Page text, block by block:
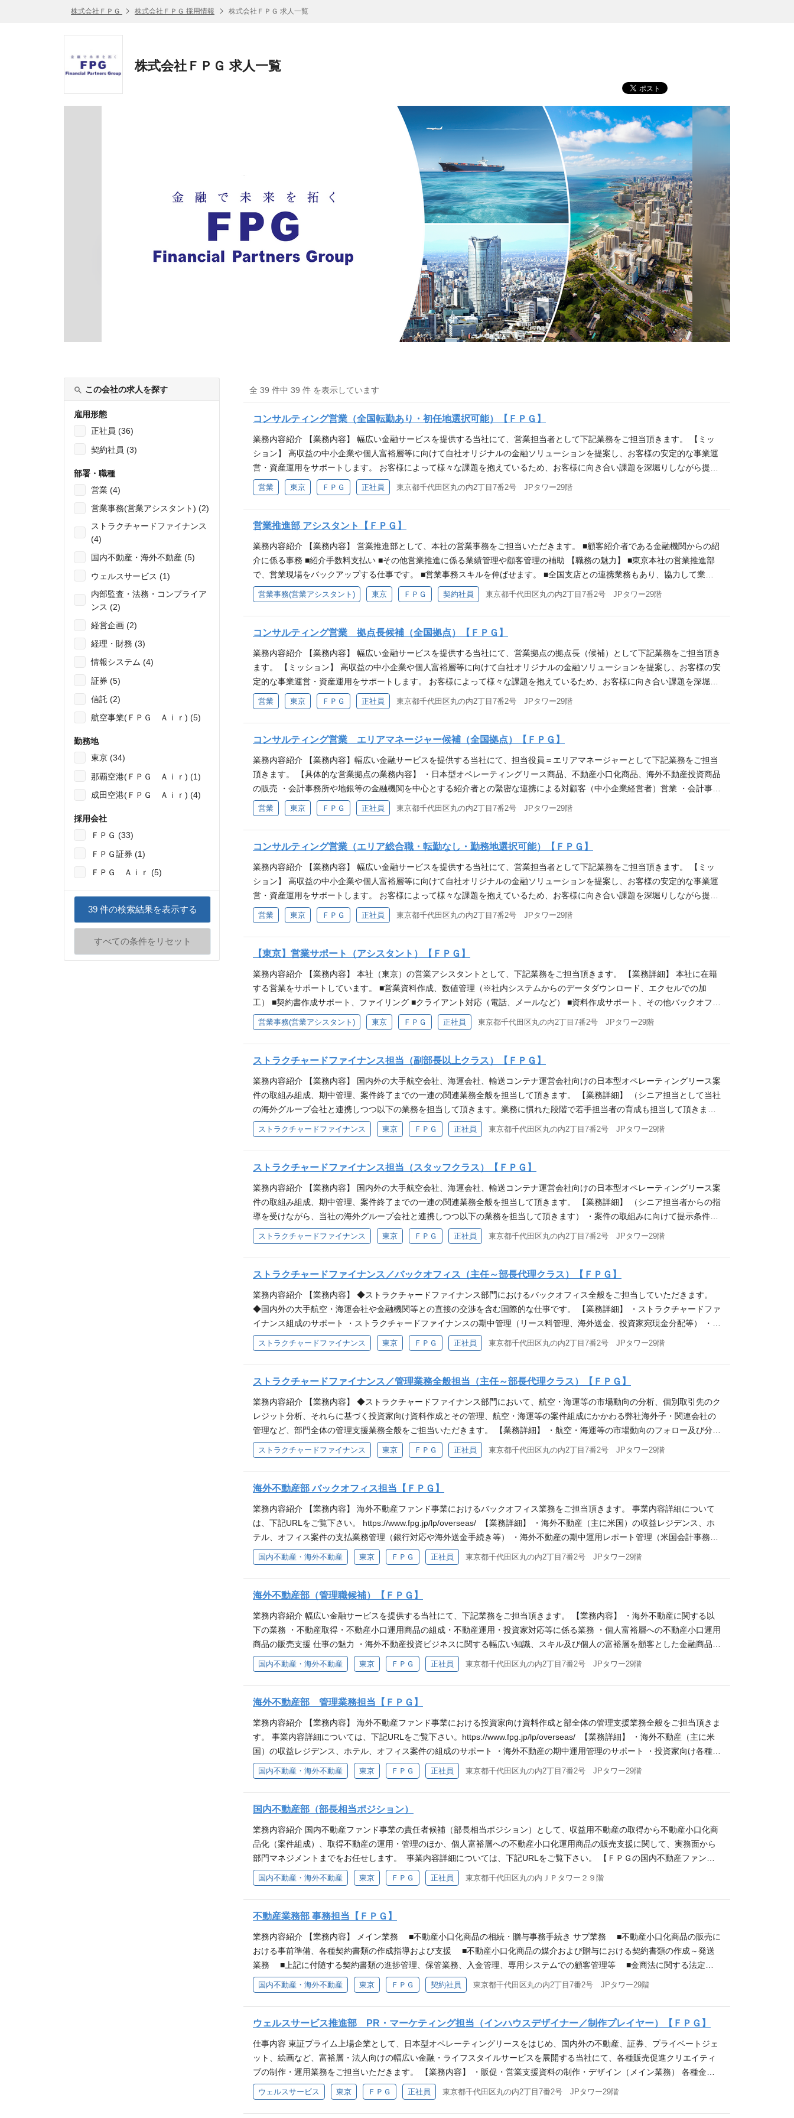
株式会社ＦＰＧ 株式会社ＦＰＧ 採用情報 株式会社ＦＰＧ 求人一覧
株式会社ＦＰＧ 求人一覧
この会社の求人を探す
雇用形態
正社員 (36)
契約社員 (3)
部署・職種
営業 (4)
営業事務(営業アシスタント) (2)
ストラクチャードファイナンス
(4)
国内不動産・海外不動産 (5)
ウェルスサービス (1)
内部監査・法務・コンプライア
ンス (2)
経営企画 (2)
経理・財務 (3)
情報システム (4)
証券 (5)
信託 (2)
航空事業(ＦＰＧ Ａｉｒ) (5)
勤務地
東京 (34)
那覇空港(ＦＰＧ Ａｉｒ) (1)
成田空港(ＦＰＧ Ａｉｒ) (4)
採用会社
ＦＰＧ (33)
ＦＰＧ証券 (1)
ＦＰＧ Ａｉｒ (5)
39件の検索結果を表示する
すべての条件をリセット
全 39 件中 39 件 を表示しています
コンサルティング営業（全国転勤あり・初任地選択可能）【ＦＰＧ】
業務内容紹介 【業務内容】 幅広い金融サービスを提供する当社にて、営業担当者として下記業務をご担当頂きます。 【ミッ
ション】 高収益の中小企業や個人富裕層等に向けて自社オリジナルの金融ソリューションを提案し、お客様の安定的な事業運
営・資産運用をサポートします。 お客様によって様々な課題を抱えているため、お客様に向き合い課題を深堀りしながら提案
していただきます。 また、8,500超の会計事務所・180超の金融機関と提携を結んでおり、経営者や投資家を紹介いただける会
計事務所・金融機関とのリレーション強化も重要なミッションとなります。 【具体的な内容】 ・日本型オペレーティングリー
ス商品、不動産小口化商品、海外不動産投資商品の販売 ・会計事務所や地銀等の金融機関を中心とする紹介者との緊密な連携
による対顧客（中小企業経営者）営業 ・会計事務所新規開拓 ・条件交渉（対顧客（投資家）、対紹介者） ・社内管理担当部
mUv=avkFVZI9yDk 働き方・仕事の魅力 【残業時間】 有（月10～20時間程度を想定） ※参考：非管理職全社平均残業時間12.
3時間（2025年9月度実績） 【仕事の魅力】 ・当社商品の最低出資額は1口1千万円からで、お客さまから高額の資金の運用を
託されると信頼されていることを実感できます。 ・紹介営業がメインとなるため、効率重視の働き方が可能です。 ・オンとオ
フのバランスを各自の裁量で上手に調整していくことで、充実したワーキングスタイルを実現できます。 応募資格 【必須要
【求める人物像】 ・コミュニケーション能力が高い方（顧客とのリレーションシップを構築することが得意な方） ・自ら積極
的に考え行動できる方 【勤務地補足】 全国転勤あり。初任地選択可能。 全拠点の住所は以下URL（当社HP）からご確認くだ
さい。 https://www.fpg.jp/company/office.html （東京、札幌、盛岡、仙台、水戸、高崎、大宮、横浜、静岡、金沢、名古屋、
京都、大阪、岡山、広島、高松、今治、福岡）
営業 東京 ＦＰＧ 正社員 東京都千代田区丸の内2丁目7番2号 JPタワー29階
営業推進部 アシスタント【ＦＰＧ】
業務内容紹介 【業務内容】 営業推進部として、本社の営業事務をご担当いただきます。 ■顧客紹介者である金融機関からの紹
介に係る事務 ■紹介手数料支払い ■その他営業推進に係る業績管理や顧客管理の補助 【職務の魅力】 ■東京本社の営業推進部
で、営業現場をバックアップする仕事です。 ■営業事務スキルを伸ばせます。 ■全国支店との連携業務もあり、協力して業務
を進めることができます。 【働き方】 残業時間：10時間程度 【配属部署・人数】 営業推進部 合計5名（男性：3名、女性：2
名） 応募資格 【必須の経験・スキル】 営業事務経験3年以上 【歓迎する経験・スキル】 金融系での営業事務経験 ＯＡスキル
Excel中級以上（IF, VLOOKUP関数等使用） Word初級以上（既存資料の文字入力・修正） Powerpoint初級以上（既存資料の
文字入力・修正 【求める人物像】 コミュニケーション高く協調性を持っていること、かつ責任感を持ち業務を遂行して頂ける
営業事務(営業アシスタント) 東京 ＦＰＧ 契約社員 東京都千代田区丸の内2丁目7番2号 JPタワー29階
コンサルティング営業 拠点長候補（全国拠点）【ＦＰＧ】
業務内容紹介 【業務内容】 幅広い金融サービスを提供する当社にて、営業拠点の拠点長（候補）として下記業務をご担当頂き
ます。 【ミッション】 高収益の中小企業や個人富裕層等に向けて自社オリジナルの金融ソリューションを提案し、お客様の安
定的な事業運営・資産運用をサポートします。 お客様によって様々な課題を抱えているため、お客様に向き合い課題を深堀り
しながら提案していただきます。 また、8,500超の会計事務所・180超の金融機関と提携を結んでおり、経営者や投資家を紹介
いただける会計事務所・金融機関とのリレーション強化も重要なミッションとなります。 【具体的な内容】 ・日本型オペレー
ティングリース商品、不動産小口化商品、海外不動産投資商品の販売 ・会計事務所や地銀等の金融機関を中心とする紹介者と
の緊密な連携による対顧客（中小企業経営者）営業 ・会計事務所新規開拓 ・条件交渉（対顧客（投資家）、対紹介者） ・社
本型オペレーティングリース説明動画：https://youtu.be/WEDXHw7-PmUv=avkFVZI9yDk 応募資格 【必須要件】 以下の全て
を満たす方 ・営業（法人、金融商品の販売）経験10年以上 ・金融業界経験（銀行・証券会社等） ・マネジメント経験3年以上
・マネジメントだけでなく、自らも手を動かして積極的に業務を遂行できること ・全国勤務可能な方 【歓迎要件】 ・資産継
承、事業継承、不動産領域のいずれかの業務の実務経験 ・宅地建物取引士資格をお持ちの方 ・普通自動車免許をお持ちの方優
ださい。 https://www.fpg.jp/company/office.html （東京、札幌、盛岡、仙台、水戸、高崎、大宮、横浜、静岡、金沢、名古
屋、京都、大阪、岡山、広島、高松、今治、福岡）
営業 東京 ＦＰＧ 正社員 東京都千代田区丸の内2丁目7番2号 JPタワー29階
コンサルティング営業 エリアマネージャー候補（全国拠点）【ＦＰＧ】
業務内容紹介 【業務内容】幅広い金融サービスを提供する当社にて、担当役員＝エリアマネージャーとして下記業務をご担当
頂きます。 【具体的な営業拠点の業務内容】 ・日本型オペレーティングリース商品、不動産小口化商品、海外不動産投資商品
の販売 ・会計事務所や地銀等の金融機関を中心とする紹介者との緊密な連携による対顧客（中小企業経営者）営業 ・会計事務
所新規開拓 ・条件交渉（対顧客（投資家）、対紹介者） ・社内管理担当部署と連携の上、既存案件の管理 ・クロスセルの推
進 ・担当分野の事業計画作成及び管理 ・部下の育成・管理 応募資格 【必須要件】 以下の全てを満たす方 ・営業（法人、金
融商品の販売）経験15年以上 ・金融業界経験（銀行・証券会社等） ・マネジメント経験5年以上 ・マネジメントだけでなく、
自らも手を動かして積極的に業務を遂行できること ・全国勤務可能な方 【歓迎要件】 ・宅地建物取引士保有者 ・普通自動車
得意な方） ・自ら積極的に考え行動できる方 【勤務地補足】 全国転勤あり。 全拠点の住所は以下URL（当社HP）からご確認
ください。 https://www.fpg.jp/company/office.html （東京、札幌、盛岡、仙台、水戸、高崎、大宮、横浜、静岡、金沢、名古
屋、京都、大阪、岡山、広島、高松、今治、福岡）
営業 東京 ＦＰＧ 正社員 東京都千代田区丸の内2丁目7番2号 JPタワー29階
コンサルティング営業（エリア総合職・転勤なし・勤務地選択可能）【ＦＰＧ】
業務内容紹介 【業務内容】 幅広い金融サービスを提供する当社にて、営業担当者として下記業務をご担当頂きます。 【ミッ
ション】 高収益の中小企業や個人富裕層等に向けて自社オリジナルの金融ソリューションを提案し、お客様の安定的な事業運
営・資産運用をサポートします。 お客様によって様々な課題を抱えているため、お客様に向き合い課題を深堀りしながら提案
していただきます。 また、8,500超の会計事務所・180超の金融機関と提携を結んでおり、経営者や投資家を紹介いただける会
計事務所・金融機関とのリレーション強化も重要なミッションとなります。 【具体的な内容】 ・日本型オペレーティングリー
ス商品、不動産小口化商品、海外不動産投資商品の販売 ・会計事務所や地銀等の金融機関を中心とする紹介者との緊密な連携
による対顧客（中小企業経営者）営業 ・会計事務所新規開拓 ・条件交渉（対顧客（投資家）、対紹介者） ・社内管理担当部
mUv=avkFVZI9yDk 働き方・仕事の魅力 【残業時間】 有（月10～20時間程度を想定） ※参考：非管理職全社平均残業時間12.
3時間（2025年9月度実績） 【仕事の魅力】 ・当社商品の最低出資額は1口1千万円からで、お客さまから高額の資金の運用を
託されると信頼されていることを実感できます。 ・紹介営業がメインとなるため、効率重視の働き方が可能です。 ・オンとオ
フのバランスを各自の裁量で上手に調整していくことで、充実したワーキングスタイルを実現できます。 応募資格 【必須要
ンシップを構築することが得意な方） ・自ら積極的に考え行動できる方 【勤務地補足】 転勤なし。勤務地選択可能。 全拠点
の住所は以下URL（当社HP）からご確認ください。 https://www.fpg.jp/company/office.html （東京、札幌、盛岡、仙台、水
戸、高崎、大宮、横浜、静岡、金沢、名古屋、京都、大阪、岡山、広島、高松、今治、福岡）
営業 東京 ＦＰＧ 正社員 東京都千代田区丸の内2丁目7番2号 JPタワー29階
【東京】営業サポート（アシスタント）【ＦＰＧ】
業務内容紹介 【業務内容】 本社（東京）の営業アシスタントとして、下記業務をご担当頂きます。 【業務詳細】 本社に在籍
する営業をサポートしています。 ■営業資料作成、数値管理（※社内システムからのデータダウンロード、エクセルでの加
工） ■契約書作成サポート、ファイリング ■クライアント対応（電話、メールなど） ■資料作成サポート、その他バックオフィ
ス業務全般 ■本社運営サポート（名刺発注、備品管理、会議室準備等） 営業アシスタントとして、顧客の契約時サポート全般
や電話・問合せ対応を含みます。 様々な社内システム操作や管理部門との調整業務もあり、コミュニケーション能力を活かし
ながら、事務スペシャリストとしてのキャリアを形成することが可能です。 働き方・仕事の魅力 【残業時間】 有（月15時間
程度を想定）(繁忙期・閑散期により残業時間変動） ※参考：非管理職全社平均残業時間12.3時間（2025年9月度実績） 応募
ト） ・Excel、Word、PowerPointの操作に優れ、業務で使用している方 Excel:四則演算、関数（IF,VLOOKUP）、ピボット
テーブル Word:文書作成、表作成、レイアウト作成、図形描画、差込印刷 PowerPoint:修正、図形描画等 【求める人物
像】 ・協調性がありコミュニケーション能力が高い方 ・自ら積極的に考え行動できる方 （営業が不在の場合でも状況を判断
し、相手が業務を進め易い方法を検討できる方） ・契約書等、顧客提出文書のチェック、再鑑に長けている方
営業事務(営業アシスタント) 東京 ＦＰＧ 正社員 東京都千代田区丸の内2丁目7番2号 JPタワー29階
ストラクチャードファイナンス担当（副部長以上クラス）【ＦＰＧ】
業務内容紹介 【業務内容】 国内外の大手航空会社、海運会社、輸送コンテナ運営会社向けの日本型オペレーティングリース案
件の取組み組成、期中管理、案件終了までの一連の関連業務全般を担当して頂きます。 【業務詳細】 （シニア担当として当社
の海外グループ会社と連携しつつ以下の業務を担当して頂きます。業務に慣れた段階で若手担当者の育成も担当して頂きま
す） ・案件の取組みに向けて提示条件の準備と社内承認取得手続き ・リース料等詳細条件に関する各種計算（プライシング）
・信用リスク、物件残価リスク等分析 ・契約手続き、及び案件実行 ・案件の販売資料作成 ・案件期中管理、案件終了時対応
・案件の投資家向け販売のサポート（補足資料作成等） ・若手の育成 ・新スキームの取組み 応募資格 【必須要件】 ・英語で
の業務に支障がない方｛英語での会話、文書作成（主に海外のグループ会社・金融機関等との英文メールのやりとり）、読解
空機ファイナンス、シップファイナンス業務経験者 ・ストラクチャードファイナンスのご経験（航空機、船舶、海上輸送コン
テナ関連）。 ないしそれに類するアセットファイナンスあるいは金融商品組成や販売の知識・経験をお持ちの方 ・ノンリコ
ースローン含むストラクチャー組成の経験のある方 ・税務、会計に関する知識をお持ちの方 【求める人物像】 ・リーダーシ
ップを発揮してマネジメントの一角を担う意識をお持ちの方 ・協調性がありコミュニケーション能力が高い方 ・向上心があ
ストラクチャードファイナンス 東京 ＦＰＧ 正社員 東京都千代田区丸の内2丁目7番2号 JPタワー29階
ストラクチャードファイナンス担当（スタッフクラス）【ＦＰＧ】
業務内容紹介 【業務内容】 国内外の大手航空会社、海運会社、輸送コンテナ運営会社向けの日本型オペレーティングリース案
件の取組み組成、期中管理、案件終了までの一連の関連業務全般を担当して頂きます。 【業務詳細】 （シニア担当者からの指
導を受けながら、当社の海外グループ会社と連携しつつ以下の業務を担当して頂きます） ・案件の取組みに向けて提示条件の
準備と社内承認取得手続き ・リース料等詳細条件に関する各種計算（プライシング） ・信用リスク、物件残価リスク等分析
・契約手続き、及び案件実行 ・案件の販売資料作成 ・案件期中管理、案件終了時対応 ・案件の投資家向け販売のサポート
（補足資料作成等） ・航空・海運・コンテナ業界に関する各種レポート作成 ・賃借人の業績レポート作成 応募資格 【必須要
件】 ・英語での業務に概ね支障がない方｛英語での会話（流暢でなくても問題ありません）、文書作成（主に海外のグループ
理解が可能な方であれば問題ありません）｝ ・金融業界未経験の方でも、新たな分野として挑戦する意欲のある方 【歓迎要
件】 ・ストラクチャードファイナンスのご経験（航空機等に限りません）ないしそれに類するアセットファイナンスあるいは
金融商品組成や販売の知識・経験をお持ちの方 ・ノンリコースローン、国際送金を含むストラクチャー組成に基礎的な理解の
ある方 ・銀行での融資実務経験をお持ちの方 ・税務、会計に関する知識をお持ちの方 ・メーカーなどで海外企業・現地法人
における短期トレーニーを通じて、基本的な業務を習得して頂き、スムーズに担当業務を開始できるようサポートする期間を
設けます。
ストラクチャードファイナンス 東京 ＦＰＧ 正社員 東京都千代田区丸の内2丁目7番2号 JPタワー29階
ストラクチャードファイナンス／バックオフィス（主任～部長代理クラス）【ＦＰＧ】
業務内容紹介 【業務内容】 ◆ストラクチャードファイナンス部門におけるバックオフィス全般をご担当していただきます。
◆国内外の大手航空・海運会社や金融機関等との直接の交渉を含む国際的な仕事です。 【業務詳細】 ・ストラクチャードファ
イナンス組成のサポート ・ストラクチャードファイナンスの期中管理（リース料管理、海外送金、投資家宛現金分配等） ・ク
ライアント対応（英語でのコミュニケーションを含む。） ・各種管理資料作成、数値管理 ・その他バックオフィス業務全般
・マネジメント業務の補佐 【配属部署・人数】 9名（男性2名、女性7名） 働き方・仕事の魅力 【残業時間】 有（月20時間程
度を想定） ※参考：非管理職全社平均残業時間12.3時間（2025年9月度実績） 応募資格 【必須要件】 ・下記いずれかのご経
験をお持ちの方 ‐銀行、リース等の金融機関での業務経験。 ‐大手航空・海運会社等での財務経験（JOLCO、JOL等の経験が有
生します。流暢でなくても構いませんが、業務上のコミュニケーションが可能な程度の語学力は必要となります。） 【歓迎要
件】 ・金融機関で主に外為分野（送金や輸出入金融）のバックオフィス業務経験者、実務担当者 ・ストラクチャード・ファイ
ナンスのバックオフィス業務経験者、実務担当者 ・海外プロジェクト・ファイナンスのバックオフィス業務経験者、実務担当
者 ・金利計算等計数処理の知識がある方、あるいは興味をお持ちの方 ・Excel、Wordの操作に慣れている方 ・英検準1級以
ケーション能力が高い方 ・向上心があり、意識を高く持って自ら積極的に業務に取り組むことができる方 ・新しい分野の知識
の取得に熱心な方 ・航空機、船舶、コンテナを対象とする国際的なビジネスに興味がある方 ・リーダーシップがあり、チーム
の中心となって活躍できる方
ストラクチャードファイナンス 東京 ＦＰＧ 正社員 東京都千代田区丸の内2丁目7番2号 JPタワー29階
ストラクチャードファイナンス／管理業務全般担当（主任～部長代理クラス）【ＦＰＧ】
業務内容紹介 【業務内容】 ◆ストラクチャードファイナンス部門において、航空・海運等の市場動向の分析、個別取引先のク
レジット分析、それらに基づく投資家向け資料作成とその管理、航空・海運等の案件組成にかかわる弊社海外子・関連会社の
管理など、部門全体の管理支援業務全般をご担当いただきます。 【業務詳細】 ・航空・海運等の市場動向のフォロー及び分
析、業界レポートや航空機・船舶・コンテナレポートの作成とそのプロセスの管理 ・個別取引先（レッシー）のクレジット分
析や社内格付の付与、定期的レビュー、レポート作成、それらのプロセスの管理 ・投資家向け各種資料（販売資料・事業報告
書等）のレビュー及びそのプロセスの管理 ・その他案件組成や期中管理業務のサポート、各種管理資料作成、数値管理 ・航
空・海運等の案件組成にかかわる弊社海外子会社(FPG Amentum)・関連会社(FPG AIM)に対する親会社としての管理 ・部門全
間12.3時間（2025年9月度実績） 応募資格 【必須要件】 ・金融機関等（銀行、リース会社、投資ファンド、格付機関等）で
日系・非日系企業の財務分析の経験をお持ちの方、若しくは財務分析の基礎知識をお持ちの方 ・英語資料を読んで理解が可能
な方。（会話については流暢でなくても構いませんが、業務上のコミュニケーションが可能な程度の語学力は必要となりま
す。） 【歓迎要件】 ・航空・海運等の市場動向分析等になんらかの形で従事されていた方 ・ストラクチャードファイナンス
心な方 ・航空機、船舶、コンテナを対象とする国際的なビジネスに興味がある方
ストラクチャードファイナンス 東京 ＦＰＧ 正社員 東京都千代田区丸の内2丁目7番2号 JPタワー29階
海外不動産部 バックオフィス担当【ＦＰＧ】
業務内容紹介 【業務内容】 海外不動産ファンド事業におけるバックオフィス業務をご担当頂きます。 事業内容詳細について
は、下記URLをご覧下さい。 https://www.fpg.jp/lp/overseas/ 【業務詳細】 ・海外不動産（主に米国）の収益レジデンス、ホ
テル、オフィス案件の支払業務管理（銀行対応や海外送金手続き等） ・海外不動産の期中運用レポート管理（米国会計事務所
への共有等） ・各種管理資料作成、数値管理、期日管理 ・案件関係者との対応（英語でのコミュニケーションあり） ※当社
の不動産ファンド事業は、以下の部署にて構成されております。 ・海外不動産部 7名（海外不動産案件における取得、組成及
びアセットマネジメント） ・国内不動産部 11名（国内不動産案件における取得、組成及びアセットマネジメント） ・不動産
業務部 12名（販売、営業支援、期中事務、業務支援全般） ※投資家への営業活動は、海外不動産部とは別の、営業部門の営
頂けます。 働き方・仕事の魅力 【残業時間】 有（月10～20時間程度を想定） ※参考：非管理職全社平均残業時間12.3時間
（2025年9月度実績） 【仕事の魅力】 ・高収益の中小企業を顧客とした不動産ビジネスに関する幅広い知識、スキルをご経験
いただけます。 ・英語のネイティブスピーカー複数を含むグローバルなチームで日常的に英語を使ったクロスボーダービジネ
ス。 応募資格 【必須要件】 ・英語での業務に意欲的に取り組めるかた ・企業の営業事務部門又は管理部門において事務担当
欲で取り組むことができる方 ・主体性、積極性、柔軟性に富んだ方 ・協調性がありコミュニケーション能力が高い方
国内不動産・海外不動産 東京 ＦＰＧ 正社員 東京都千代田区丸の内2丁目7番2号 JPタワー29階
海外不動産部（管理職候補）【ＦＰＧ】
業務内容紹介 幅広い金融サービスを提供する当社にて、下記業務をご担当頂きます。 【業務内容】 ・海外不動産に関する以
下の業務 ・不動産取得・不動産小口運用商品の組成・不動産運用・投資家対応等に係る業務 ・個人富裕層への不動産小口運用
商品の販売支援 仕事の魅力 ・海外不動産投資ビジネスに関する幅広い知識、スキル及び個人の富裕層を顧客とした金融商品販
売をご経験いただけます。 応募資格 【必須要件】 ・不動産事業をベースにした金融商品事業の展開に強い意欲で取り組むこ
とができる方 ・金融機関・大手不動産企業、不動産ファンド等で海外不動産投資のご経験がある方 【歓迎要件】 ・海外不動
産の取得・運用に関するご経験がある方（特にアメリカの不動産に関するご経験） ・不動産小口運用商品の組成経験・販売経
験がある方 ・Word、Excel、PowerPointの操作に優れた方 ・宅地建物取引士資格保有者 【求める人物像】 ・主体性、積極
国内不動産・海外不動産 東京 ＦＰＧ 正社員 東京都千代田区丸の内2丁目7番2号 JPタワー29階
海外不動産部 管理業務担当【ＦＰＧ】
業務内容紹介 【業務内容】 海外不動産ファンド事業における投資家向け資料作成と部全体の管理支援業務全般をご担当頂きま
す。 事業内容詳細については、下記URLをご覧下さい。https://www.fpg.jp/lp/overseas/ 【業務詳細】 ・海外不動産（主に米
国）の収益レジデンス、ホテル、オフィス案件の組成のサポート ・海外不動産の期中運用管理のサポート ・投資家向け各種資
料（販売資料・事業報告書等）の作成 ・現地パートナー対応（英語でのコミュニケーションあり） ※当社の不動産ファンド事
業は、以下の部署にて構成されております。 ・海外不動産部 6名（海外不動産案件における取得、組成及びアセットマネジメ
ント） ・国内不動産部 11名（国内不動産案件における取得、組成及びアセットマネジメント） ・不動産業務部 12名（販売、
営業支援、期中事務、業務支援全般） ※投資家への営業活動は、海外不動産部とは別の、営業部門の営業担当者が担っており
の魅力 【残業時間】 有（月10～20時間程度を想定） ※参考：非管理職全社平均残業時間12.3時間（2025年9月度実績） 【仕
事の魅力】 ・高収益の中小企業を顧客とした不動産ビジネスに関する幅広い知識、スキルをご経験いただけます。 ・英語のネ
イティブスピーカー複数を含むグローバルなチームで日常的に英語を使ったクロスボーダービジネス。 応募資格 【必須要件】
以下のいずれかのご経験があり、英語での業務に意欲的に取り組めるかた ・金融機関における業務経験があり、かつ海外不動
メリカの不動産に関するご経験） ・不動産小口運用商品の組成経験・販売経験がある方 ・TOEIC 700点以上の英語力のある
方 ・Word、Excel、PowerPointの操作に優れた方 【求める人物像】 ・不動産事業の展開に強い意欲で取り組むことができる
方 ・主体性、積極性、柔軟性に富んだ方 ・協調性がありコミュニケーション能力が高い方
国内不動産・海外不動産 東京 ＦＰＧ 正社員 東京都千代田区丸の内2丁目7番2号 JPタワー29階
国内不動産部（部長相当ポジション）
業務内容紹介 国内不動産ファンド事業の責任者候補（部長相当ポジション）として、収益用不動産の取得から不動産小口化商
品化（案件組成）、取得不動産の運用・管理のほか、個人富裕層への不動産小口化運用商品の販売支援に関して、実務面から
部門マネジメントまでをお任せします。 事業内容詳細については、下記URLをご覧下さい。 【ＦＰＧの国内不動産ファンド
事業】https://www.fpg.jp/service/service02.html 【業務詳細】 ・収益用不動産の取得から不動産小口化商品化（案件組成） ・
取得物件の運用・管理等に係る業務 ・個人富裕層への不動産小口運用商品の販売支援 ・部門マネジメント（※） （※）入社
当初は部長の業務を補佐していただきます。 【配属部署・人数】国内不動産部（10名） ※当社の不動産ファンド事業は、以
下の部署にて構成されております。 国内不動産部 10名（国内不動産案件における取得、組成及びアセットマネジメント）
援、期中事務、業務支援全般） 【仕事の魅力】 ・当社事業の第2の柱でもある国内不動産ファンド事業において毎期1,000億
円以上の物件取得を予定しており、さらなる成長を牽引することが出来ます。 ・累計組成額3,000億円以上、累計物件数40件
以上の運用資産を対象に、オフィス、商業、レジデンス、ホテル、物流倉庫等と幅広いアセットタイプのマネジメントに関す
る知識・スキルを高める事が出来ます。 ・個人の富裕層を顧客とした不動産ビジネスに関する知識、スキルを高める事が出来
操作に優れた方 【歓迎】 ・不動産小口運用商品の組成経験・販売経験がある方 下記何れかの資格保有者 ・不動産コンサルテ
ィングマスター（旧不動産コンサルティング技能士） ・ビル経営管理士 ・不動産証券化協会認定マスター ・一級建築士、施
工管理技術士等 【求める人物像】 ・不動産事業の展開に強い意欲で取り組むことができる方 ・主体性、積極性、柔軟性に富
んだ方 ・協調性がありコミュニケーション能力が高い方 【勤務地補足】 初任地東京。将来的に大阪・福岡・その他全国転
勤あり。 全拠点の住所は以下URL（当社HP）からご確認ください。 https://www.fpg.jp/company/office.html
国内不動産・海外不動産 東京 ＦＰＧ 正社員 東京都千代田区丸の内ＪＰタワー２９階
不動産業務部 事務担当【ＦＰＧ】
業務内容紹介 【業務内容】 メイン業務 ■不動産小口化商品の相続・贈与事務手続き サブ業務 ■不動産小口化商品の販売に
おける事前準備、各種契約書類の作成指導および支援 ■不動産小口化商品の媒介および贈与における契約書類の作成～発送
業務 ■上記に付随する契約書類の進捗管理、保管業務、入金管理、専用システムでの顧客管理等 ■金商法に関する法定帳
簿書類の整備（作成、保管、送付等） ■子会社（FPG信託）対応（各種書類の受渡し業務） ■営業部員サポート全般（各
種アシスタント業務、経費精算、各種申請、メール・電話応対等） 【職務の魅力】 不動産ファンド事業全般（物件取得、商品
企画、運用、売却）の幅広い知識を習得することができ、また信託知識等の金融知識も合わせて、身につけることが可能で
す。 富裕層向けに新たな投資商品と資産運用コンサルティングメニューを提供しております。 事業内容詳細については、下記
であるFPG信託に信託し、それによって取得した複数個の信託受益権を1個1,000万円で投資家に販売いたします。FPG信託が
当該不動産を信託財産として一体的に管理し、その収益を投資家の皆様に分配するとともに、一定期間経過後にその不動産を
売却してその代金を分配し、信託を終了するものです。 働き方・仕事の魅力 【残業時間】 有（月5時間程度を想定） ※参
考：非管理職全社平均残業時間12.3時間（2025年9月度実績） 【仕事の魅力】 ・累計組成額3,000億円以上、累計物件数40件
国内不動産・海外不動産 東京 ＦＰＧ 契約社員 東京都千代田区丸の内2丁目7番2号 JPタワー29階
ウェルスサービス推進部 PR・マーケティング担当（インハウスデザイナー／制作プレイヤー）【ＦＰＧ】
仕事内容 東証プライム上場企業として、日本型オペレーティングリースをはじめ、国内外の不動産、証券、プライベートジェ
ット、絵画など、富裕層・法人向けの幅広い金融・ライフスタイルサービスを展開する当社にて、各種販売促進クリエイティ
ブの制作・運用業務をご担当いただきます。 【業務内容】 ・販促・営業支援資料の制作・デザイン（メイン業務） 各種金融
プロダクト、プライベートジェット、共有プラットフォーム事業等の販売用資料・パンフレット・提案書の新規作成・ブラッ
シュアップ（PowerPoint、Illustrator、Photoshopを使用） ・WEBクリエイティブの制作・運用 各事業のランディングページ
（LP）や特設サイトのデザイン・制作実務コーポレートサイトやサービスサイトのバナー制作、コンテンツ更新、WEB管理業
ウェルスサービス 東京 ＦＰＧ 正社員 東京都千代田区丸の内2丁目7番2号 JPタワー29階